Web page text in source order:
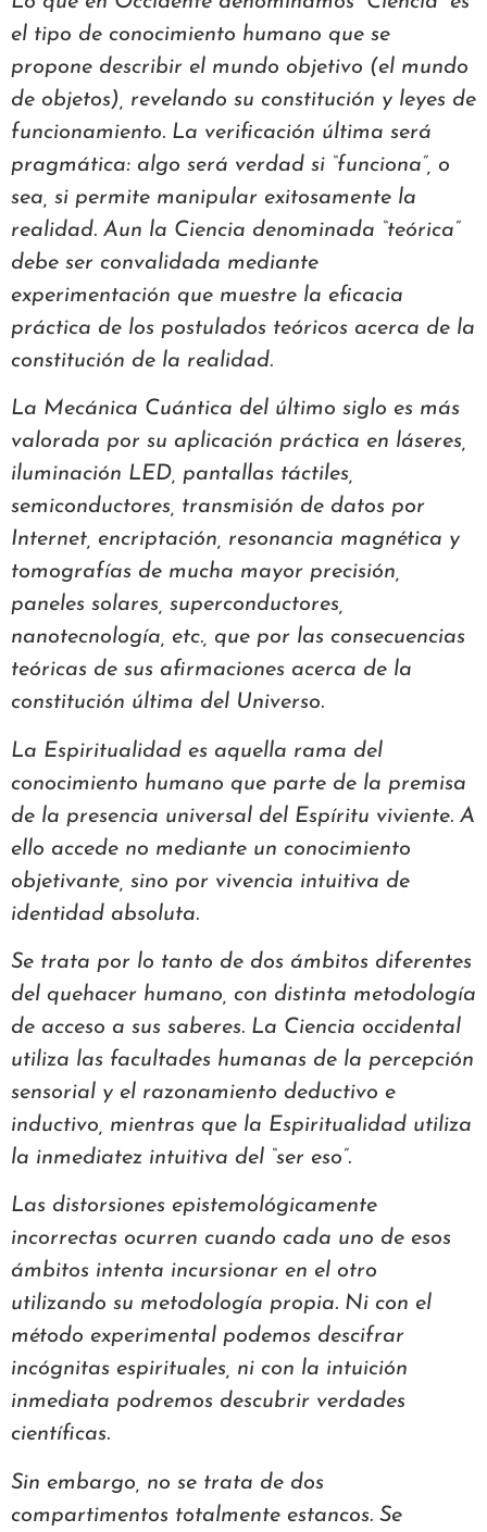
el tipo de conocimiento humano que se
propone describir el mundo objetivo (el mundo
de objetos), revelando su constitución y leyes de
funcionamiento. La verificación última será
pragmática: algo será verdad si “funciona”, o
sea, si permite manipular exitosamente la
realidad. Aun la Ciencia denominada “teórica”
debe ser convalidada mediante
experimentación que muestre la eficacia
práctica de los postulados teóricos acerca de la
constitución de la realidad.
La Mecánica Cuántica del último siglo es más
valorada por su aplicación práctica en láseres,
iluminación LED, pantallas táctiles,
semiconductores, transmisión de datos por
Internet, encriptación, resonancia magnética y
tomografías de mucha mayor precisión,
paneles solares, superconductores,
nanotecnología, etc., que por las consecuencias
teóricas de sus afirmaciones acerca de la
constitución última del Universo.
La Espiritualidad es aquella rama del
conocimiento humano que parte de la premisa
de la presencia universal del Espíritu viviente. A
ello accede no mediante un conocimiento
objetivante, sino por vivencia intuitiva de
identidad absoluta.
Se trata por lo tanto de dos ámbitos diferentes
del quehacer humano, con distinta metodología
de acceso a sus saberes. La Ciencia occidental
utiliza las facultades humanas de la percepción
sensorial y el razonamiento deductivo e
inductivo, mientras que la Espiritualidad utiliza
la inmediatez intuitiva del “ser eso”.
Las distorsiones epistemológicamente
incorrectas ocurren cuando cada uno de esos
ámbitos intenta incursionar en el otro
utilizando su metodología propia. Ni con el
método experimental podemos descifrar
incógnitas espirituales, ni con la intuición
inmediata podremos descubrir verdades
científicas.
Sin embargo, no se trata de dos
compartimentos totalmente estancos. Se